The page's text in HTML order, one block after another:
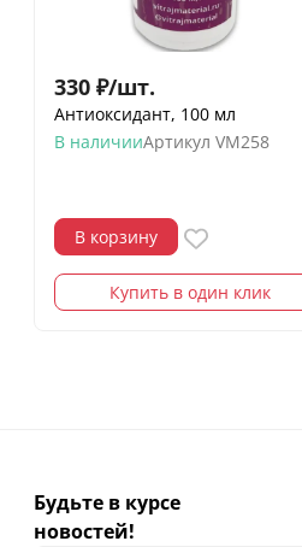
330 ₽/шт.
Антиоксидант, 100 мл
В наличииАртикул VM258
В корзину
Купить в один клик
Будьте в курсе
новостей!